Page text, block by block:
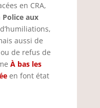
en CRA,
Police aux
aussi de
de refus de
À bas les
en font état